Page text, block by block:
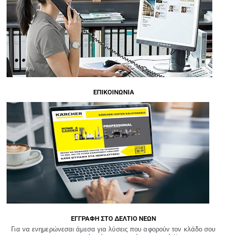
ΕΠΙΚΟΙΝΩΝΙΑ
ΕΓΓΡΑΦΗ ΣΤΟ ΔΕΛΤΙΟ ΝΕΩΝ
Για να ενημερώνεσαι άμεσα για λύσεις που αφορούν τον κλάδο σου